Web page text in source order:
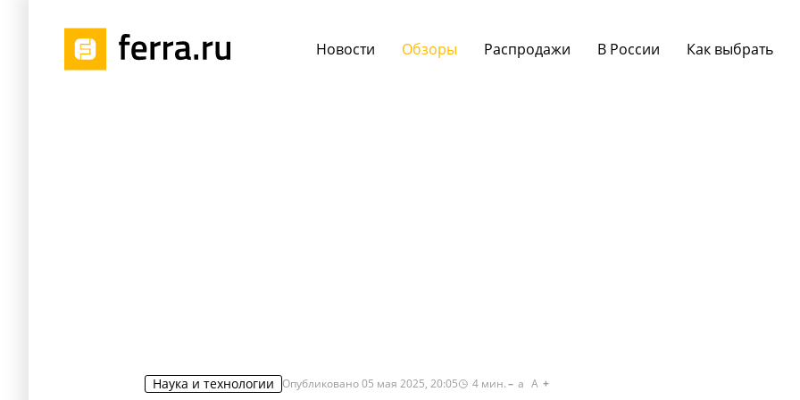
Новости Обзоры Распродажи В России Как выбрать
Наука и технологии Опубликовано05 мая 2025, 20:05 4 мин. a A